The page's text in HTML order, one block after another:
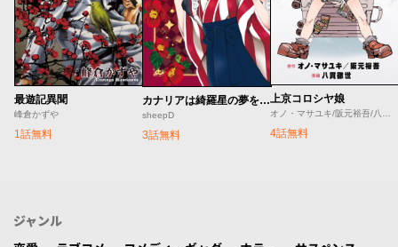
最遊記異聞
峰倉かずや
1話無料
カナリアは綺羅星の夢をみる
sheepD
3話無料
上京コロシヤ娘
オノ・マサユキ/阪元裕吾/八貫徹世
4話無料
ジャンル